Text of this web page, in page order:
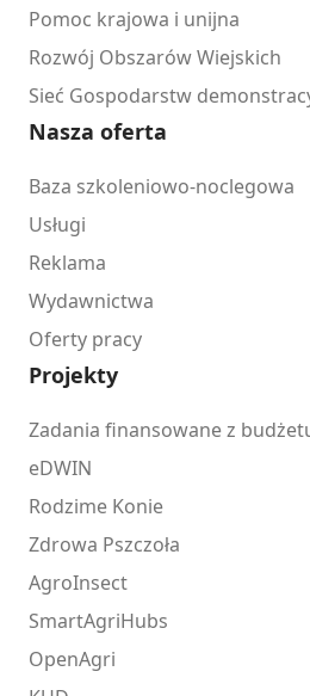
Pomoc krajowa i unijna
Rozwój Obszarów Wiejskich
Sieć Gospodarstw
Nasza oferta
Baza szkoleniowo-noclegowa
Usługi
Reklama
Wydawnictwa
Oferty pracy
Projekty
Zadania finansowane z
eDWIN
Rodzime Konie
Zdrowa Pszczoła
AgroInsect
SmartAgriHubs
OpenAgri